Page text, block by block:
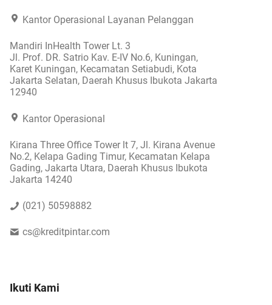
Kantor Operasional Layanan Pelanggan
Mandiri InHealth Tower Lt. 3
Jl. Prof. DR. Satrio Kav. E-IV No.6, Kuningan,
Karet Kuningan, Kecamatan Setiabudi, Kota
Jakarta Selatan, Daerah Khusus Ibukota Jakarta
12940
Kantor Operasional
Kirana Three Office Tower lt 7, Jl. Kirana Avenue
No.2, Kelapa Gading Timur, Kecamatan Kelapa
Gading, Jakarta Utara, Daerah Khusus Ibukota
Jakarta 14240
(021) 50598882
cs@kreditpintar.com
Ikuti Kami